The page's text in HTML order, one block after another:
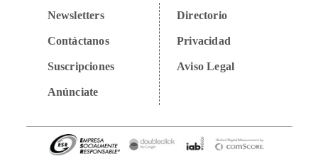
Newsletters
Contáctanos
Suscripciones
Anúnciate
Directorio
Privacidad
Aviso Legal